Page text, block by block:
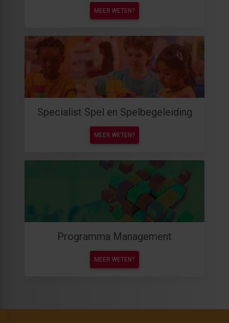
MEER WETEN?
Specialist Spel en Spelbegeleiding
MEER WETEN?
Programma Management
MEER WETEN?